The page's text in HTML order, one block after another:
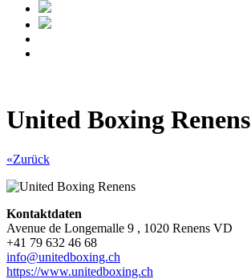
United Boxing Renens
«Zurück
Kontaktdaten
Avenue de Longemalle 9 , 1020 Renens VD
+41 79 632 46 68
info@unitedboxing.ch
https://www.unitedboxing.ch